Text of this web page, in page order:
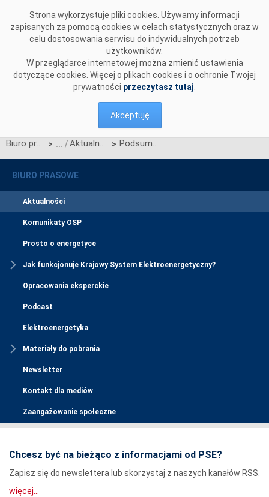
Strona wykorzystuje pliki cookies. Używamy informacji
zapisanych za pomocą cookies w celach statystycznych oraz w
celu dostosowania serwisu do indywidualnych potrzeb
użytkowników.
W przeglądarce internetowej można zmienić ustawienia
dotyczące cookies. Więcej o plikach cookies i o ochronie Twojej
prywatności przeczytasz tutaj
Akceptuję
Biuro prasowe > Aktualności > Podsumowanie sezonu letniego w w Krajowym Systemie Elektroenergetycznym.
BIURO PRASOWE
Aktualności
Komunikaty OSP
Prosto o energetyce
Jak funkcjonuje Krajowy System Elektroenergetyczny?
Opracowania eksperckie
Podcast
Elektroenergetyka
Materiały do pobrania
Newsletter
Kontakt dla mediów
Zaangażowanie społeczne
Chcesz być na bieżąco z informacjami od PSE?
Zapisz się do newslettera lub skorzystaj z naszych kanałów RSS.
więcej...